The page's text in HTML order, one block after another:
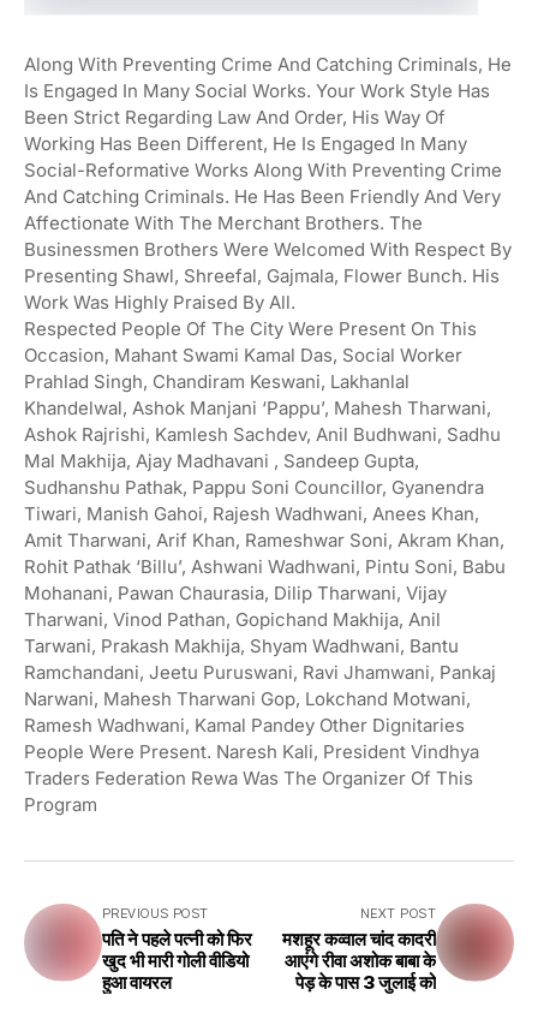
Along With Preventing Crime And Catching Criminals, He
Is Engaged In Many Social Works. Your Work Style Has
Been Strict Regarding Law And Order, His Way Of
Working Has Been Different, He Is Engaged In Many
Social-Reformative Works Along With Preventing Crime
And Catching Criminals. He Has Been Friendly And Very
Affectionate With The Merchant Brothers. The
Businessmen Brothers Were Welcomed With Respect By
Presenting Shawl, Shreefal, Gajmala, Flower Bunch. His
Work Was Highly Praised By All.
Respected People Of The City Were Present On This
Occasion, Mahant Swami Kamal Das, Social Worker
Prahlad Singh, Chandiram Keswani, Lakhanlal
Khandelwal, Ashok Manjani ‘Pappu’, Mahesh Tharwani,
Ashok Rajrishi, Kamlesh Sachdev, Anil Budhwani, Sadhu
Mal Makhija, Ajay Madhavani , Sandeep Gupta,
Sudhanshu Pathak, Pappu Soni Councillor, Gyanendra
Tiwari, Manish Gahoi, Rajesh Wadhwani, Anees Khan,
Amit Tharwani, Arif Khan, Rameshwar Soni, Akram Khan,
Rohit Pathak ‘Billu’, Ashwani Wadhwani, Pintu Soni, Babu
Mohanani, Pawan Chaurasia, Dilip Tharwani, Vijay
Tharwani, Vinod Pathan, Gopichand Makhija, Anil
Tarwani, Prakash Makhija, Shyam Wadhwani, Bantu
Ramchandani, Jeetu Puruswani, Ravi Jhamwani, Pankaj
Narwani, Mahesh Tharwani Gop, Lokchand Motwani,
Ramesh Wadhwani, Kamal Pandey Other Dignitaries
People Were Present. Naresh Kali, President Vindhya
Traders Federation Rewa Was The Organizer Of This
Program
PREVIOUS POST
पति ने पहले पत्नी को फिर
खुद भी मारी गोली वीडियो
हुआ वायरल
NEXT POST
मशहूर कव्वाल चांद कादरी
आएंगे रीवा अशोक बाबा के
पेड़ के पास 3 जुलाई को